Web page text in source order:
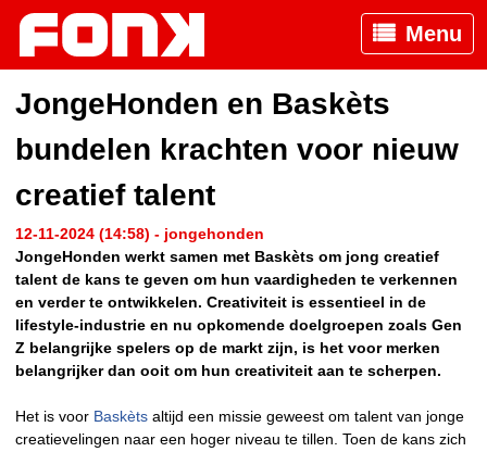
Menu
JongeHonden en Baskèts
bundelen krachten voor nieuw
creatief talent
12-11-2024 (14:58) - jongehonden
JongeHonden werkt samen met Baskèts om jong creatief
talent de kans te geven om hun vaardigheden te verkennen
en verder te ontwikkelen. Creativiteit is essentieel in de
lifestyle-industrie en nu opkomende doelgroepen zoals Gen
Z belangrijke spelers op de markt zijn, is het voor merken
belangrijker dan ooit om hun creativiteit aan te scherpen.
Het is voor Baskèts altijd een missie geweest om talent van jonge
creatievelingen naar een hoger niveau te tillen. Toen de kans zich